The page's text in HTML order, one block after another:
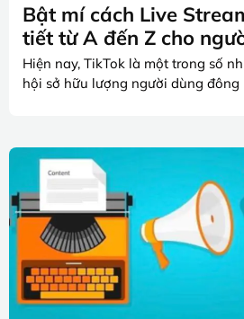
Bật mí cách Live
tiết từ A đến Z cho
Hiện nay, TikTok là một trong số
hội sở hữu lượng người dùng đông